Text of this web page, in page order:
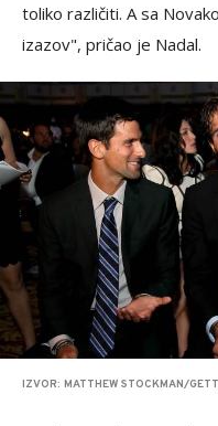
toliko različiti. A sa
izazov", pričao je Nadal.
IZVOR: MATTHEW STOCKMAN/